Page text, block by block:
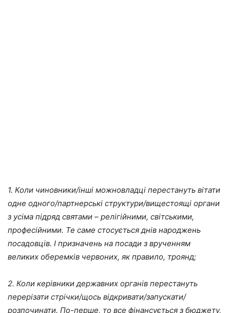
1. Коли чиновники/інші можновладці перестануть вітати
одне одного/партнерські структури/вищестоящі органи
з усіма підряд святами – релігійними, світськими,
професійними. Те саме стосується днів народжень
посадовців. І призначень на посади з врученням
великих оберемків червоних, як правило, троянд;
2. Коли керівники державних органів перестануть
перерізати стрічки/щось відкривати/запускати/
розпочинати. По-перше, то все фінансується з бюджету,